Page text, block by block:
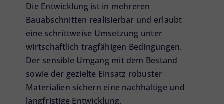
Die Entwicklung ist in mehreren
Bauabschnitten realisierbar und erlaubt
eine schrittweise Umsetzung unter
wirtschaftlich tragfähigen Bedingungen.
Der sensible Umgang mit dem Bestand
sowie der gezielte Einsatz robuster
Materialien sichern eine nachhaltige und
langfristige Entwicklung.